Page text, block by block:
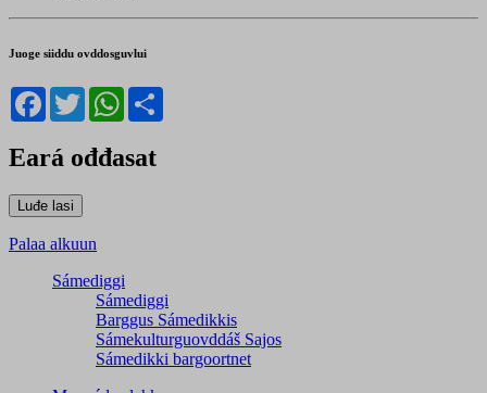
Juoge siiddu ovddosguvlui
Facebook
TwitterWhatsApp
Eará ođđasat
Palaa alkuun
Sámediggi
Sámediggi
Barggus Sámedikkis
Sámekulturguovddáš Sajos
Sámedikki bargoortnet